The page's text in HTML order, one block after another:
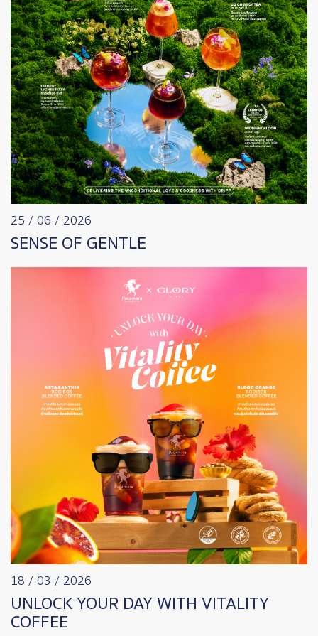
25 / 06 / 2026
SENSE OF GENTLE
18 / 03 / 2026
UNLOCK YOUR DAY WITH VITALITY
COFFEE